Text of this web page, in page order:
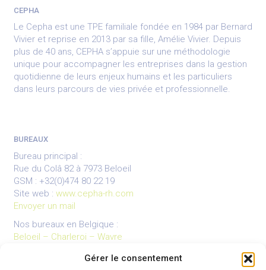
Gérer le consentement
CEPHA
Le Cepha est une TPE familiale fondée en 1984 par Bernard
Vivier et reprise en 2013 par sa fille, Amélie Vivier. Depuis
plus de 40 ans, CEPHA s’appuie sur une méthodologie
unique pour accompagner les entreprises dans la gestion
quotidienne de leurs enjeux humains et les particuliers
dans leurs parcours de vies privée et professionnelle.
BUREAUX
Bureau principal :
Rue du Colâ 82 à 7973 Beloeil
GSM : +32(0)474 80 22 19
Site web : www.cepha-rh.com
Envoyer un mail
Nos bureaux en Belgique :
Beloeil – Charleroi – Wavre